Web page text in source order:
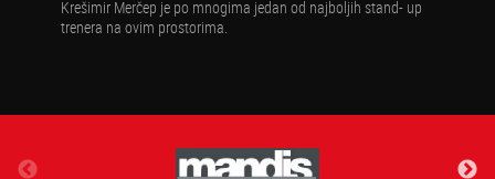
Krešimir Merčep je po mnogima jedan od najboljih stand- up
trenera na ovim prostorima.